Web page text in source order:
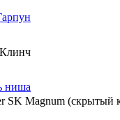
ниша
SK Magnum (скрытый